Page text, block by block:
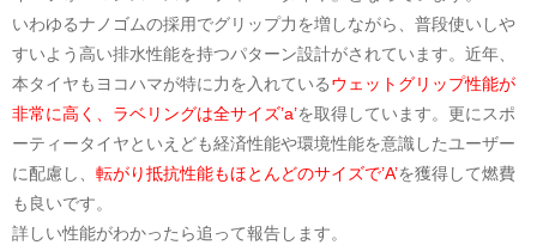
いわゆるナノゴムの採用でグリップ力を増しながら、普段使いしや
すいよう高い排水性能を持つパターン設計がされています。近年、
本タイヤもヨコハマが特に力を入れているウェットグリップ性能が
非常に高く、ラベリングは全サイズ’a’を取得しています。更にスポ
ーティータイヤといえども経済性能や環境性能を意識したユーザー
に配慮し、 転がり抵抗性能もほとんどのサイズで’A’を獲得して燃費
も良いです。
詳しい性能がわかったら追って報告します。